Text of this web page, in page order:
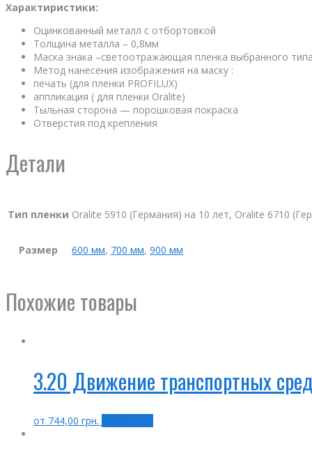
Характиристики:
Оцинкованный металл с отбортовкой
Толщина металла – 0,8мм
Маска знака –светоотражающая пленка выбранного
Метод нанесения изображения на маску :
печать (для пленки PROFILUX)
аппликация ( для пленки Oralite)
Тыльная сторона — порошковая покраска
Отверстия под крепления
Детали
Тип пленки Oralite 5910 (Германия) на 10 лет, Oralite 6710
Размер 600 мм, 700 мм, 900 мм
Похожие товары
3.20 Движение транспортных
от 744,00 грн.